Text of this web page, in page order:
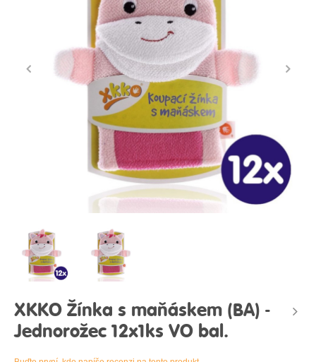
XKKO Žínka s maňáskem (BA) -
Jednorožec 12x1ks VO bal.